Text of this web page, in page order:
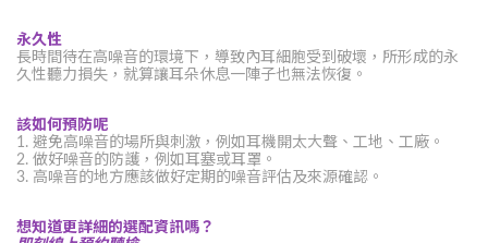
永久性
長時間待在高噪音的環境下，導致內耳細胞受到破壞，所形成的永
久性聽力損失，就算讓耳朵休息一陣子也無法恢復。
該如何預防呢
1. 避免高噪音的場所與刺激，例如耳機開太大聲、工地、工廠。
2. 做好噪音的防護，例如耳塞或耳罩。
3. 高噪音的地方應該做好定期的噪音評估及來源確認。
想知道更詳細的選配資訊嗎？